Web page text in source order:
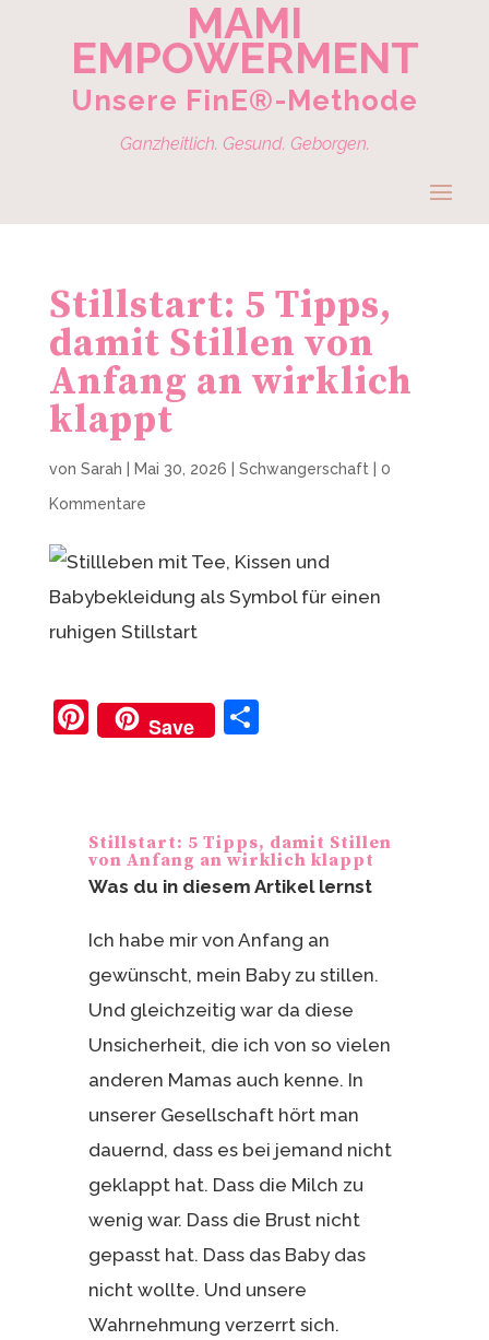
MAMI
EMPOWERMENT
Unsere FinE®-Methode
Ganzheitlich. Gesund. Geborgen.
Stillstart: 5 Tipps,
damit Stillen von
Anfang an wirklich
klappt
von Sarah Mai 30, 2026 Schwangerschaft
0
Kommentare
Pi
nt
st
Save
T
Stillstart: 5 Tipps, damit Stillen
von Anfang an wirklich klappt
Was du in diesem Artikel lernst
Ich habe mir von Anfang an
gewünscht, mein Baby zu stillen.
Und gleichzeitig war da diese
Unsicherheit, die ich von so vielen
anderen Mamas auch kenne. In
unserer Gesellschaft hört man
dauernd, dass es bei jemand nicht
geklappt hat. Dass die Milch zu
wenig war. Dass die Brust nicht
gepasst hat. Dass das Baby das
nicht wollte. Und unsere
Wahrnehmung verzerrt sich.